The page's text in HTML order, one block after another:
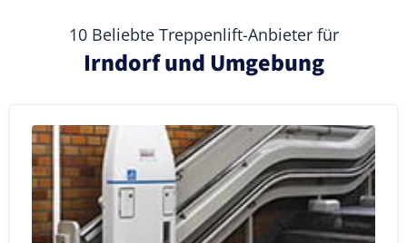
10 Beliebte Treppenlift-Anbieter für
Irndorf und Umgebung